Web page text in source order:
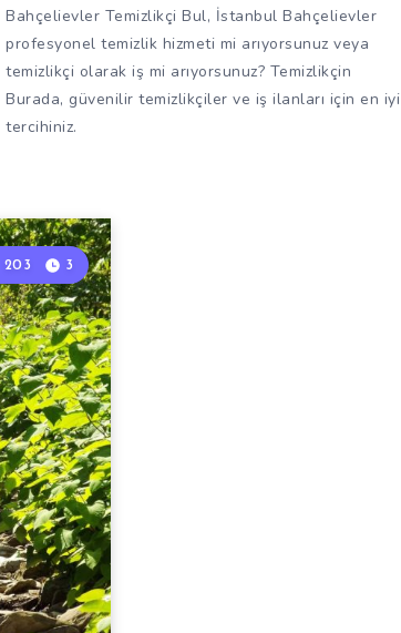
Bahçelievler Temizlikçi Bul, İstanbul Bahçelievler
profesyonel temizlik hizmeti mi arıyorsunuz veya
temizlikçi olarak iş mi arıyorsunuz? Temizlikçin
Burada, güvenilir temizlikçiler ve iş ilanları için en iyi
tercihiniz.
203 3